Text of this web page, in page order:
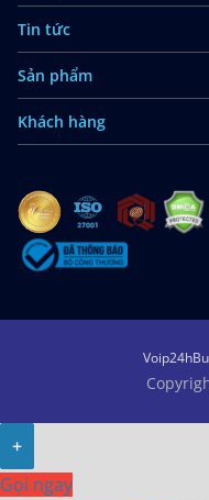
Tin tức
Sản phẩm
Khách hàng
Voip24h
+
Gọi ngay